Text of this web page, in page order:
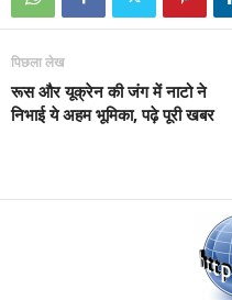
पिछला लेख
रूस और यूक्रेन की जंग में नाटो ने
निभाई ये अहम भूमिका, पढ़े पूरी खबर